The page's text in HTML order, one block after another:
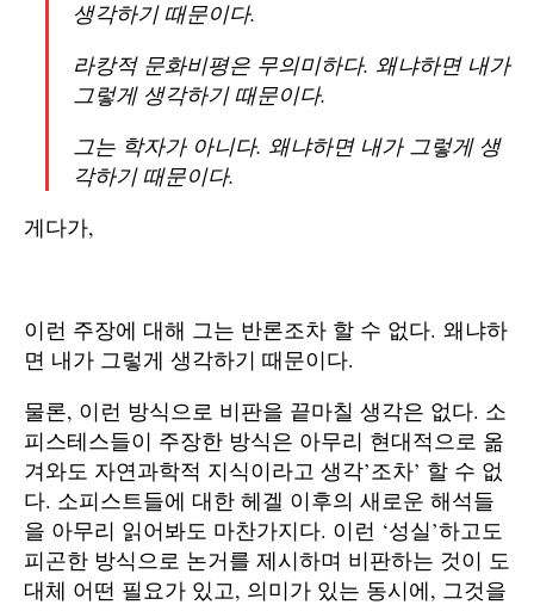
생각하기 때문이다.
라캉적 문화비평은 무의미하다. 왜냐하면 내가
그렇게 생각하기 때문이다.
그는 학자가 아니다. 왜냐하면 내가 그렇게 생
각하기 때문이다.
게다가,
이런 주장에 대해 그는 반론조차 할 수 없다. 왜냐하
면 내가 그렇게 생각하기 때문이다.
물론, 이런 방식으로 비판을 끝마칠 생각은 없다. 소
피스테스들이 주장한 방식은 아무리 현대적으로 옮
겨와도 자연과학적 지식이라고 생각’조차’ 할 수 없
다. 소피스트들에 대한 헤겔 이후의 새로운 해석들
을 아무리 읽어봐도 마찬가지다. 이런 ‘성실’하고도
피곤한 방식으로 논거를 제시하며 비판하는 것이 도
대체 어떤 필요가 있고, 의미가 있는 동시에, 그것을